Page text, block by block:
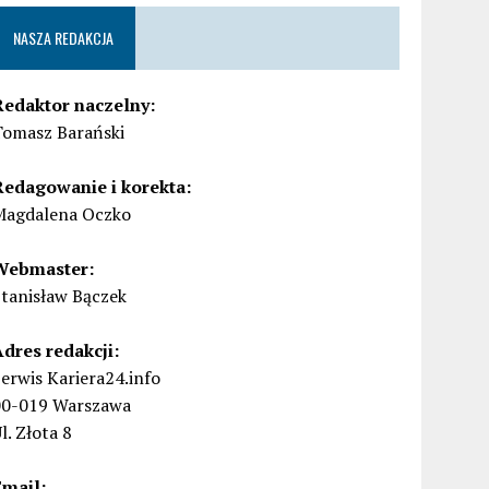
NASZA REDAKCJA
naczelny:
Barański
i korekta:
Oczko
Bączek
redakcji:
Kariera24.info
019 Warszawa
Złota 8